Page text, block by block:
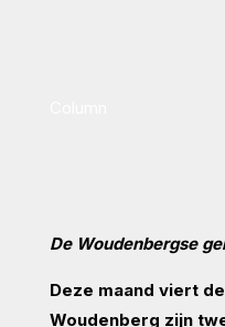
De Woudenbergse
Deze maand viert
Woudenberg zijn